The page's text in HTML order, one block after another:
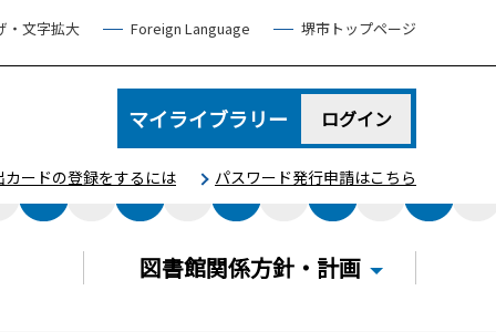
・文字拡大 Foreign Language 堺市トップページ
マイライブラリー ログイン
カードの登録をするには パスワード発行申請はこちら
図書館関係方針・計画